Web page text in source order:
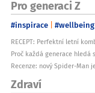
Pro generaci Z
#inspirace #wellbeing
RECEPT: Perfektní letní
Proč každá generace
Recenze: nový Spider-Man
Zdraví